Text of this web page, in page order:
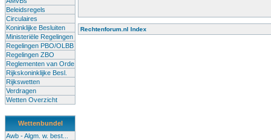
Beleidsregels
Circulaires
Koninklijke Besluiten
Ministeriële Regelingen
Regelingen PBO/OLBB
Regelingen ZBO
Reglementen van Orde
Rijkskoninklijke Besl.
Rijkswetten
Verdragen
Wetten Overzicht
Wettenbundel
Awb - Algm. w. best...
Rechtenforum.nl Index